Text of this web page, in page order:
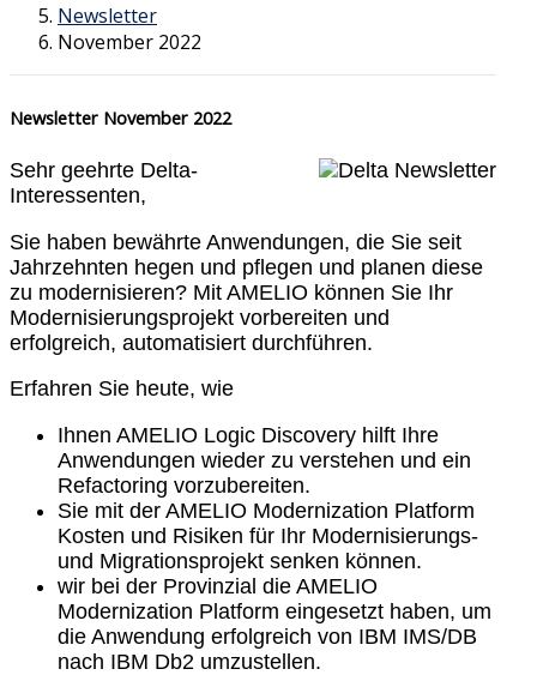
Newsletter
November 2022
Newsletter November 2022
Sehr geehrte Delta-
Interessenten,
Sie haben bewährte Anwendungen, die Sie seit
Jahrzehnten hegen und pflegen und planen diese
zu modernisieren? Mit AMELIO können Sie Ihr
Modernisierungsprojekt vorbereiten und
erfolgreich, automatisiert durchführen.
Erfahren Sie heute, wie
Ihnen AMELIO Logic Discovery hilft Ihre
Anwendungen wieder zu verstehen und ein
Refactoring vorzubereiten.
Sie mit der AMELIO Modernization Platform
Kosten und Risiken für Ihr Modernisierungs-
und Migrationsprojekt senken können.
wir bei der Provinzial die AMELIO
Modernization Platform eingesetzt haben, um
die Anwendung erfolgreich von IBM IMS/DB
nach IBM Db2 umzustellen.